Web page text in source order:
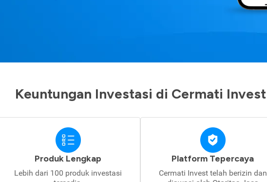
Keuntungan Investasi di Cermati Invest
Produk Lengkap
Lebih dari 100 produk investasi
Platform Tepercaya
Cermati Invest telah berizin dan